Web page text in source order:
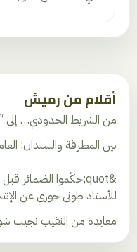
أقلام من رميش
من الشريط الحدودي… إلى
بين المطرقة والسندان:
للأستاذ طوني خوري عن
معايدة من النقيب نجيب